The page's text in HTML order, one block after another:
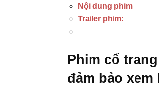
Nội dung phim
Trailer phim:
Phim cổ
đảm bảo xem